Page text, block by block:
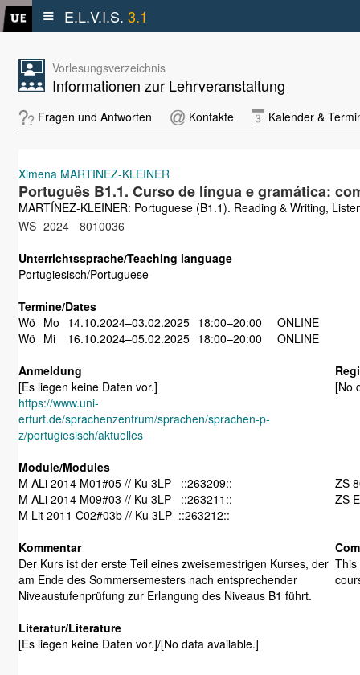
≡ E.L.V.I.S. 3.1
Vorlesungsverzeichnis
Informationen zur Lehrveranstaltung
Fragen und Antworten Kontakte Kalender &
Ximena MARTINEZ-KLEINER
Português B1.1. Curso de língua e gramática:
MARTÍNEZ-KLEINER: Portuguese (B1.1). Reading & Writing,
WS 2024
8010036
Unterrichtssprache/Teaching language
Portugiesisch/Portuguese
Termine/Dates
Wö Mo 14.10.2024–03.02.2025 18:00–20:00
ONLINE
Wö Mi 16.10.2024–05.02.2025 18:00–20:00
ONLINE
Anmeldung
[Es liegen keine Daten vor.]
https://www.uni-
erfurt.de/sprachenzentrum/sprachen/sprachen-p-
z/portugiesisch/aktuelles
[No
Module/Modules
M ALi 2014 M01#05 // Ku 3LP ::263209::
M ALi 2014 M09#03 // Ku 3LP ::263211::
M Lit 2011 C02#03b // Ku 3LP ::263212::
ZS
Kommentar
Der Kurs ist der erste Teil eines zweisemestrigen Kurses, der
am Ende des Sommersemesters nach entsprechender
Niveaustufenprüfung zur Erlangung des Niveaus B1 führt.
This
Literatur/Literature
[Es liegen keine Daten vor.]/[No data available.]